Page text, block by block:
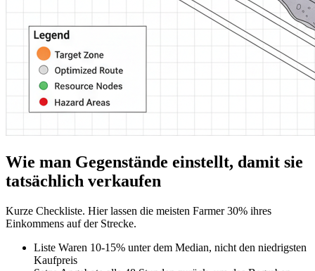
Wie man Gegenstände einstellt, damit sie
tatsächlich verkaufen
Kurze Checkliste. Hier lassen die meisten Farmer 30% ihres
Einkommens auf der Strecke.
Liste Waren 10-15% unter dem Median, nicht den niedrigsten
Kaufpreis